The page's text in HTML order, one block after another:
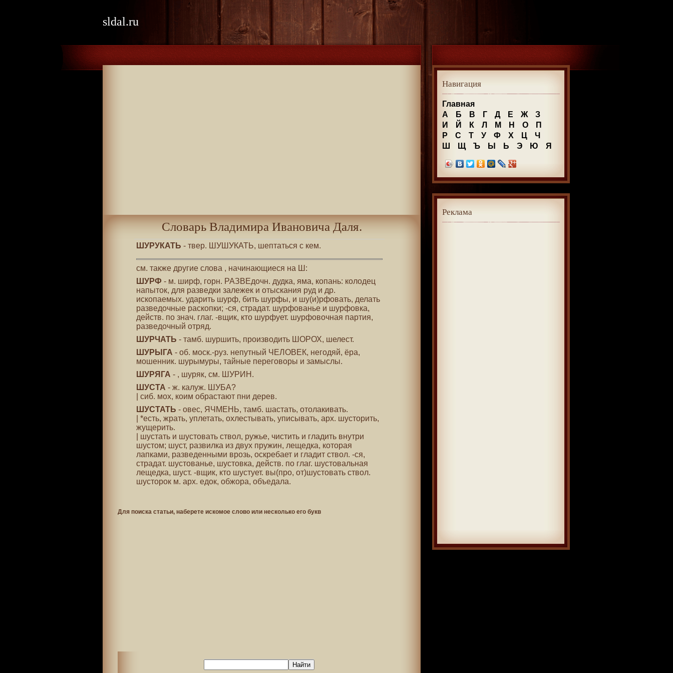
sldal.ru
Словарь Владимира Ивановича Даля.
ШУРУКАТЬ - твер. ШУШУКАТЬ, шептаться с кем.
см. также другие слова , начинающиеся на Ш:
ШУРФ - м. ширф, горн. РАЗВЕдочн. дудка, яма, копань: колодец
напыток, для разведки залежек и отыскания руд и др.
ископаемых. ударить шурф, бить шурфы, и шу(и)рфовать, делать
разведочные раскопки; -ся, страдат. шурфованье и шурфовка,
действ. по знач. глаг. -вщик, кто шурфует. шурфовочная партия,
разведочный отряд.
ШУРЧАТЬ - тамб. шуршить, производить ШОРОХ, шелест.
ШУРЫГА - об. моск.-руз. непутный ЧЕЛОВЕК, негодяй, ёра,
мошенник. шурымуры, тайные переговоры и замыслы.
ШУРЯГА - , шуряк, см. ШУРИН.
ШУСТА - ж. калуж. ШУБА?
| сиб. мох, коим обрастают пни дерев.
ШУСТАТЬ - овес, ЯЧМЕНЬ, тамб. шастать, отолакивать.
| *есть, жрать, уплетать, охлестывать, уписывать, арх. шусторить,
жущерить.
| шустать и шустовать ствол, ружье, чистить и гладить внутри
шустом; шуст, развилка из двух пружин, лещедка, которая
лапками, разведенными врозь, оскребает и гладит ствол. -ся,
страдат. шустованье, шустовка, действ. по глаг. шустовальная
лещедка, шуст. -вщик, кто шустует. вы(про, от)шустовать ствол.
шусторок м. арх. едок, обжора, объедала.
Для поиска статьи, наберете искомое слово или несколько его букв
Навигация
Главная
А
Б В Г Д Е Ж
З
И
Й К Л М Н О
П
Р
С Т У Ф Х Ц
Ч
Ш
Щ Ъ Ы Ь Э Ю Я
Реклама